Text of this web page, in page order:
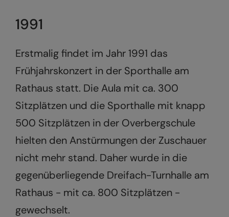
1991
Erstmalig findet im Jahr 1991 das
Frühjahrskonzert in der Sporthalle am
Rathaus statt. Die Aula mit ca. 300
Sitzplätzen und die Sporthalle mit knapp
500 Sitzplätzen in der Overbergschule
hielten den Anstürmungen der Zuschauer
nicht mehr stand. Daher wurde in die
gegenüberliegende Dreifach-Turnhalle am
Rathaus - mit ca. 800 Sitzplätzen -
gewechselt.